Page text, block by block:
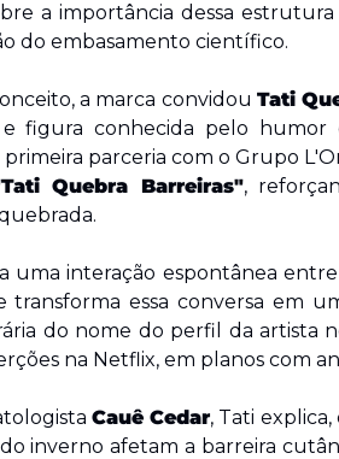
a importância dessa
do embasamento científico.
a marca convidou Tati
figura conhecida pelo humor
parceria com o Grupo
Quebra Barreiras",
uma interação espontânea
transforma essa conversa em
do nome do perfil da artista
na Netflix, em planos com
Cauê Cedar, Tati
inverno afetam a barreira